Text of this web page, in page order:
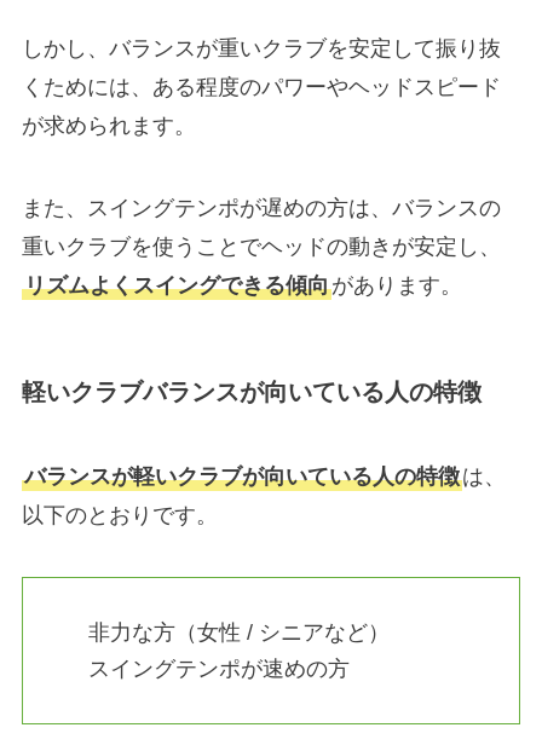
しかし、バランスが重いクラブを安定して振り抜
くためには、ある程度のパワーやヘッドスピード
が求められます。
また、スイングテンポが遅めの方は、バランスの
重いクラブを使うことでヘッドの動きが安定し、
リズムよくスイングできる傾向があります。
軽いクラブバランスが向いている人の特徴
バランスが軽いクラブが向いている人の特徴は、
以下のとおりです。
非力な方（女性 / シニアなど）
スイングテンポが速めの方